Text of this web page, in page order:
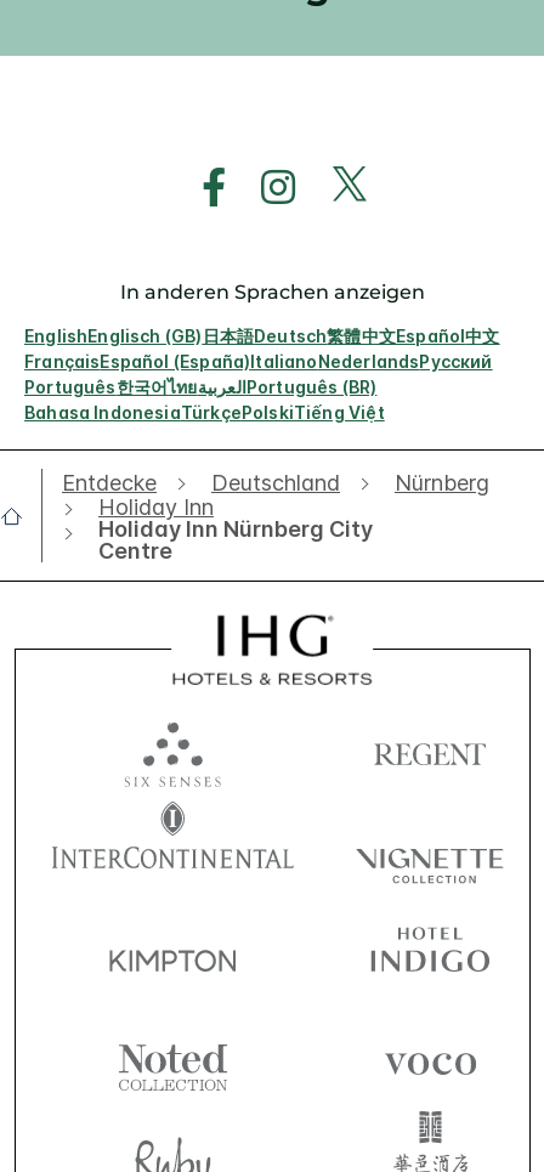
In anderen Sprachen anzeigen
EnglishEnglisch (GB) 日本語Deutsch繁體中文Español中文
FrançaisEspañol (España)ItalianoNederlandsРусский
Português한국어ไทยالعربيةPortuguês (BR)
Bahasa IndonesiaTürkçePolskiTiếng Việt
Entdecke Deutschland
Nürnberg
Holiday Inn
Holiday Inn Nürnberg City
Centre